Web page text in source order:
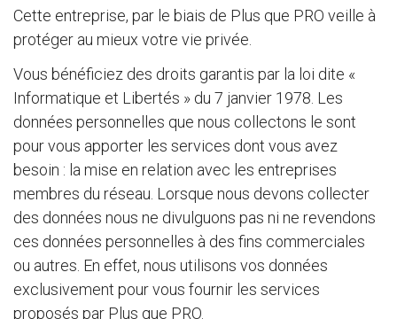
Cette entreprise, par le biais de Plus que PRO veille à
protéger au mieux votre vie privée.
Vous bénéficiez des droits garantis par la loi dite «
Informatique et Libertés » du 7 janvier 1978. Les
données personnelles que nous collectons le sont
pour vous apporter les services dont vous avez
besoin : la mise en relation avec les entreprises
membres du réseau. Lorsque nous devons collecter
des données nous ne divulguons pas ni ne revendons
ces données personnelles à des fins commerciales
ou autres. En effet, nous utilisons vos données
exclusivement pour vous fournir les services
proposés par Plus que PRO.